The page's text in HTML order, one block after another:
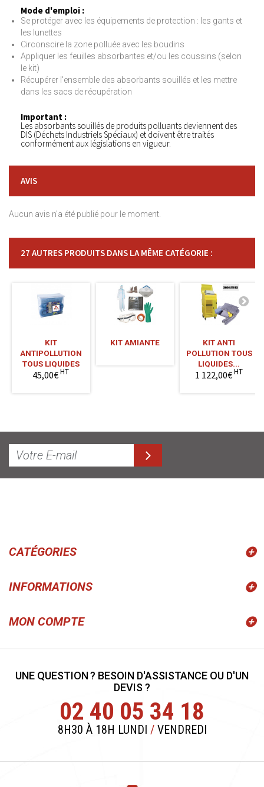
Mode d'emploi :
Se protéger avec les équipements de protection : les gants et
les lunettes
Circonscire la zone polluée avec les boudins
Appliquer les feuilles absorbantes et/ou les coussins (selon
le kit)
Récupérer l'ensemble des absorbants souillés et les mettre
dans les sacs de récupération
Important :
Les absorbants souillés de produits polluants deviennent des
DIS (Déchets Industriels Spéciaux) et doivent être traités
conformément aux législations en vigueur.
AVIS
Aucun avis n'a été publié pour le moment.
27 AUTRES PRODUITS DANS LA MÊME CATÉGORIE :
KIT
ANTIPOLLUTION
TOUS LIQUIDES
45,00€HT
KIT AMIANTE
KIT ANTI
POLLUTION TOUS
LIQUIDES...
1 122,00€HT
CATÉGORIES
INFORMATIONS
MON COMPTE
UNE QUESTION ? BESOIN D'ASSISTANCE OU D'UN
DEVIS ?
02 40 05 34 18
8H30 À 18H LUNDI /VENDREDI